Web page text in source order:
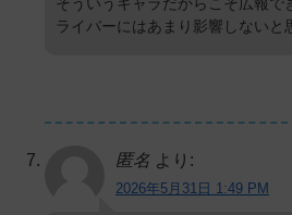
ライバーにはあまり影響しないと
匿名 より:
2026年5月31日 1:49 PM